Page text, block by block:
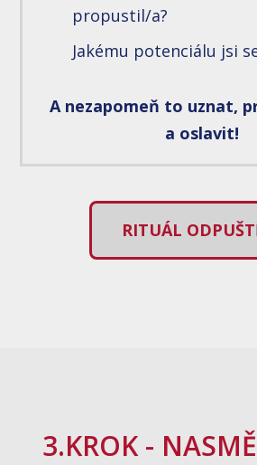
propustil/a?
Jakému potenciálu jsi
A nezapomeň to uznat,
a oslavit!
RITUÁL
3.KROK -